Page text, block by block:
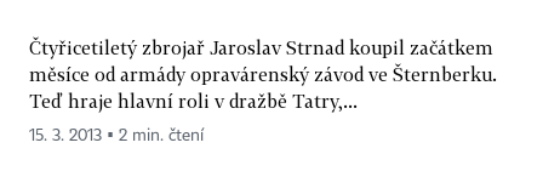
Čtyřicetiletý zbrojař Jaroslav Strnad koupil začátkem
měsíce od armády opravárenský závod ve Šternberku.
Teď hraje hlavní roli v dražbě Tatry,...
15. 3. 2013 ▪ 2 min. čtení